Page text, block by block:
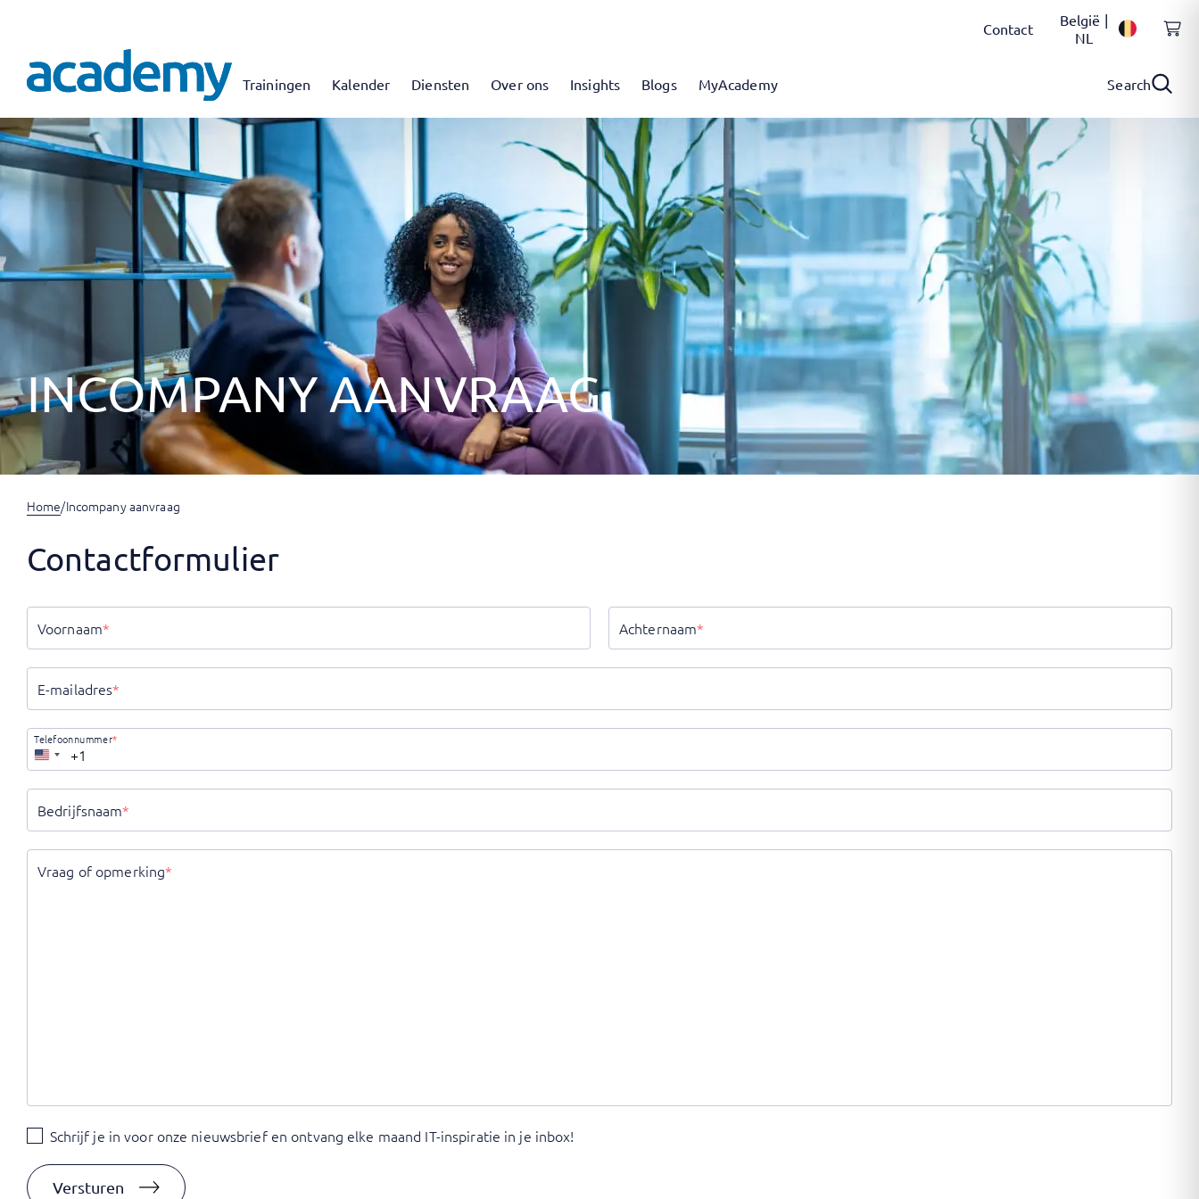
Contact
België |
NL
Trainingen Kalender Diensten Over ons Insights Blogs MyAcademy Search
INCOMPANY AANVRAAG
Home/Incompany aanvraag
Contactformulier
Voornaam* Achternaam*
E-mailadres*
Telefoonnummer*
Verenigde
Staten
+1
Bedrijfsnaam*
Vraag of opmerking*
Schrijf
je
voor
onze
Schrijf je in voor onze nieuwsbrief en ontvang elke maand IT-inspiratie in je inbox!
Versturen